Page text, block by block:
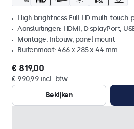
High brightness Full HD multi-touch
Aansluitingen: HDMI, DisplayPort,
Montage: inbouw, panel mount
Buitenmaat: 466 x 285 x 44 mm
€ 819,00
€ 990,99 incl. btw
Bekijken